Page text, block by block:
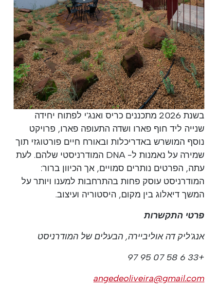
בשנת 2026 מתכננים כריס ואנג'י לפתוח יחידה
שנייה ליד חוף פארו ושדה התעופה פארו, פרויקט
נוסף המושרש באדריכלות ובאורח חיים פורטוגזי תוך
שמירה על נאמנות ל- DNA המודרניסטי שלהם. לעת
עתה, הפרטים נותרים סמויים, אך הכיוון ברור:
המודרניסט עוסק פחות בהתרחבות למענו ויותר על
המשך דיאלוג בין מקום, היסטוריה ועיצוב.
פרטי התקשרות
אנג'ליק דה אוליביירה, הבעלים של המודרניסט
+33 6 58 07 95 97
angedeoliveira@gmail.com